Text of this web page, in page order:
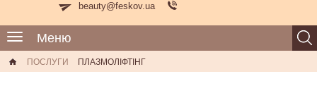
beauty@feskov.ua
Toggle
navigation
Меню
ПОСЛУГИ ПЛАЗМОЛІФТІНГ